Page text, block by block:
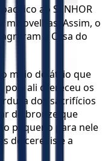
ao SENHOR
mil ovelhas. Assim, o
a Casa do
meio do átrio que
pois ali ofereceu os
dos sacrifícios
de bronze que
pequeno para nele
de cereais e a